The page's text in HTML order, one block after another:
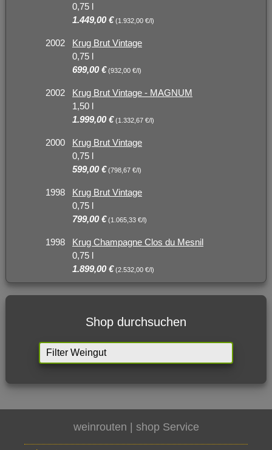
0,75 l
1.449,00 €(1.932,00 €/l)
2002
Krug Brut Vintage
0,75 l
699,00 €(932,00 €/l)
2002
Krug Brut Vintage - MAGNUM
1,50 l
1.999,00 €(1.332,67 €/l)
2000
Krug Brut Vintage
0,75 l
599,00 €(798,67 €/l)
1998
Krug Brut Vintage
0,75 l
799,00 €(1.065,33 €/l)
1998
Krug Champagne Clos du Mesnil
0,75 l
1.899,00 €(2.532,00 €/l)
Shop durchsuchen
weinrouten | shop Service